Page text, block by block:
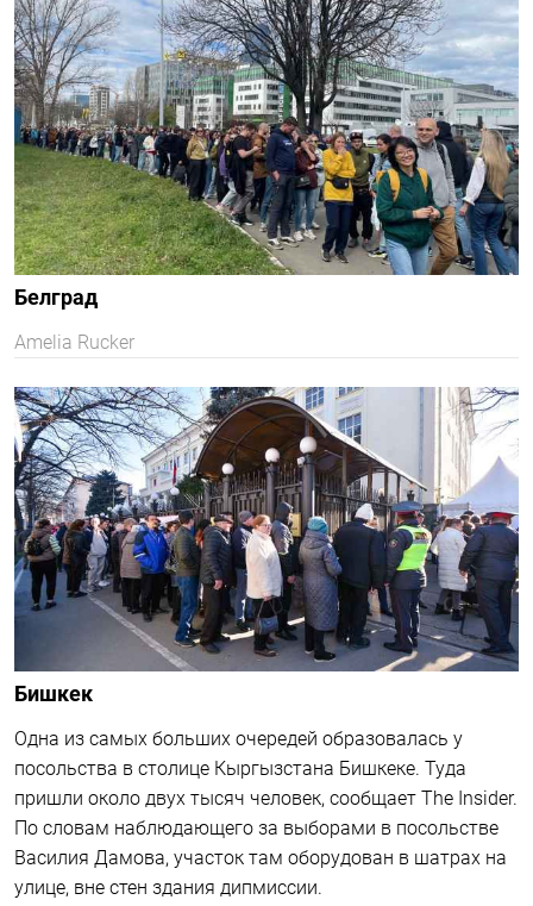
Очередь у консульского отдела посольства РФ к
полудню превысила 500 метров.
МТ
Брюссель
В бельгийской столице на выборах придется отстоять
не менее двух часов, отмечают ждущие в очереди
избиратели.
МТ